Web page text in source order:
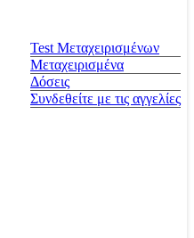
Test Μεταχειρισμένων
Μεταχειρισμένα
Δόσεις
Συνδεθείτε με τις αγγελίες